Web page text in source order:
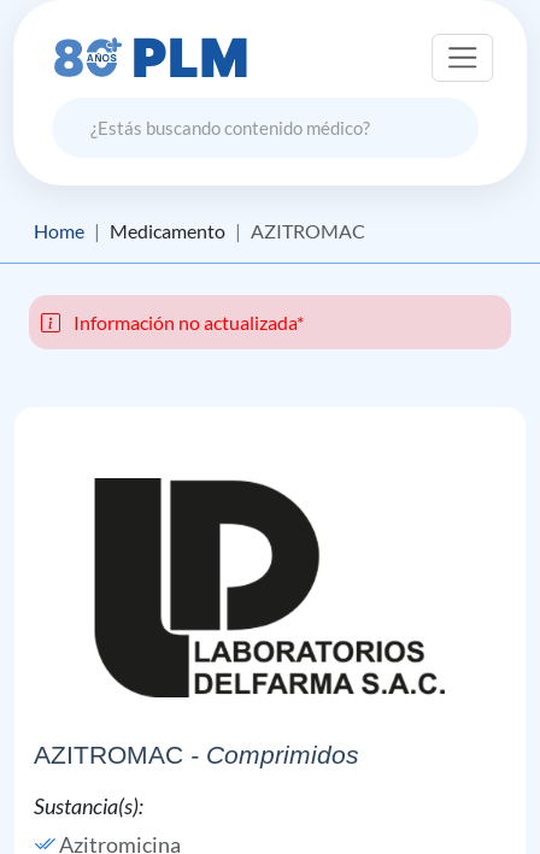
Home Medicamento AZITROMAC
Información no actualizada*
AZITROMAC - Comprimidos
Sustancia(s):
Azitromicina